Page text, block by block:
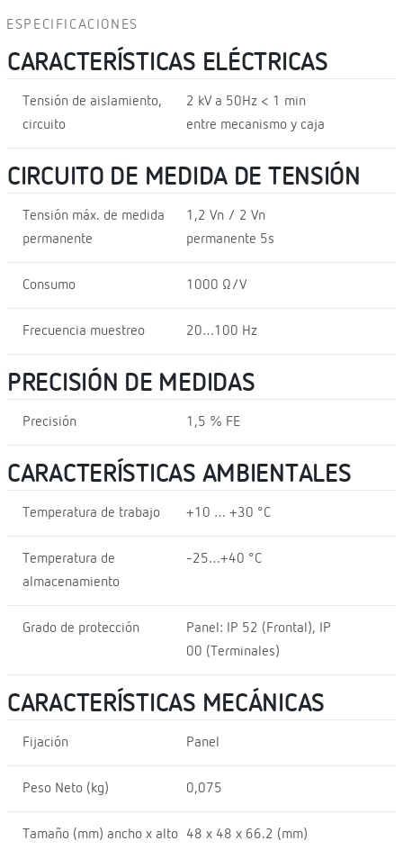
ESPECIFICACIONES
CARACTERÍSTICAS ELÉCTRICAS
Tensión de aislamiento,
circuito
2 kV a 50Hz < 1 min
entre mecanismo y caja
CIRCUITO DE MEDIDA DE TENSIÓN
Tensión máx. de medida
permanente
1,2 Vn / 2 Vn
permanente 5s
Consumo 1000 Ω/V
Frecuencia muestreo 20…100 Hz
PRECISIÓN DE MEDIDAS
Precisión 1,5 % FE
CARACTERÍSTICAS AMBIENTALES
Temperatura de trabajo +10 … +30 °C
Temperatura de
almacenamiento
-25…+40 °C
Grado de protección
Panel: IP 52 (Frontal), IP
00 (Terminales)
CARACTERÍSTICAS MECÁNICAS
Fijación Panel
Peso Neto (kg) 0,075
Tamaño (mm) ancho x alto
48 x 48 x 66.2 (mm)